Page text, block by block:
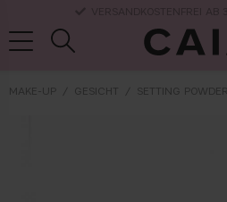
MAKE-UP GESICHT SETTING POWDER